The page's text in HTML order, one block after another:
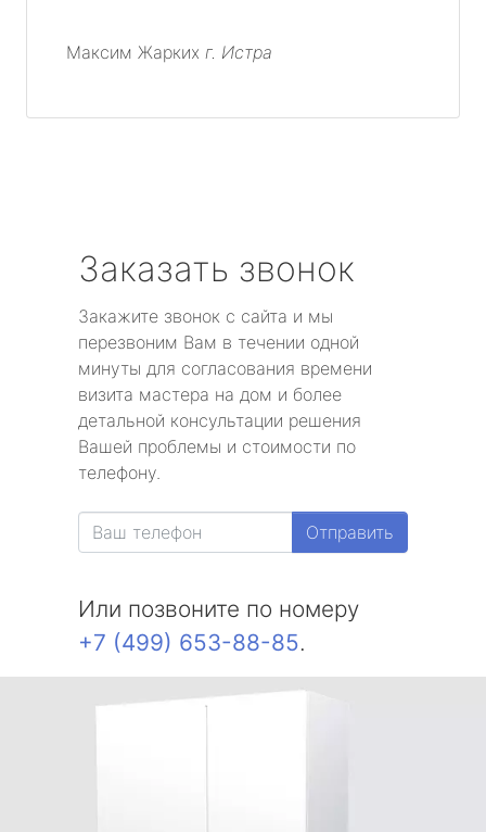
Максим Жарких г. Истра
Заказать звонок
Закажите звонок с сайта и мы
перезвоним Вам в течении одной
минуты для согласования времени
визита мастера на дом и более
детальной консультации решения
Вашей проблемы и стоимости по
телефону.
Отправить
Или позвоните по номеру
+7 (499) 653-88-85.